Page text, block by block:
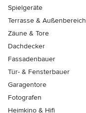
Spielgeräte
Terrasse & Außenbereich
Zäune & Tore
Dachdecker
Fassadenbauer
Tür- & Fensterbauer
Garagentore
Fotografen
Heimkino & Hifi